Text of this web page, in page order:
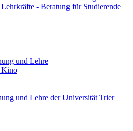
- Beratung für Studierende
und Lehre
Kino
und Lehre der Universität Trier